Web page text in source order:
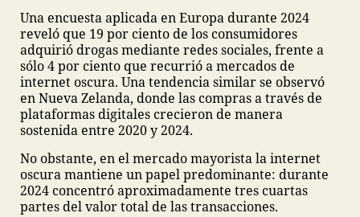
Una encuesta aplicada en Europa durante 2024
reveló que 19 por ciento de los consumidores
adquirió drogas mediante redes sociales, frente a
sólo 4 por ciento que recurrió a mercados de
internet oscura. Una tendencia similar se observó
en Nueva Zelanda, donde las compras a través de
plataformas digitales crecieron de manera
sostenida entre 2020 y 2024.
No obstante, en el mercado mayorista la internet
oscura mantiene un papel predominante: durante
2024 concentró aproximadamente tres cuartas
partes del valor total de las transacciones.